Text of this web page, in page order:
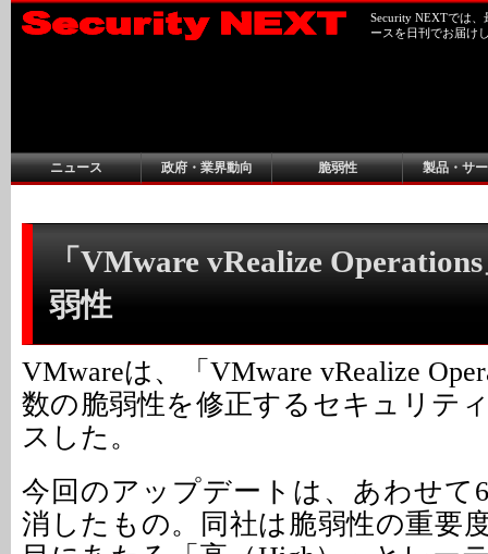
Security NEXTでは
ースを日刊でお届け
ニュース 政府・業界動向 脆弱性 製品・サ
「VMware vRealize
弱性
VMwareは、「VMware vRealize
数の脆弱性を修正するセキュリテ
スした。
今回のアップデートは、あわせて
消したもの。同社は脆弱性の重要